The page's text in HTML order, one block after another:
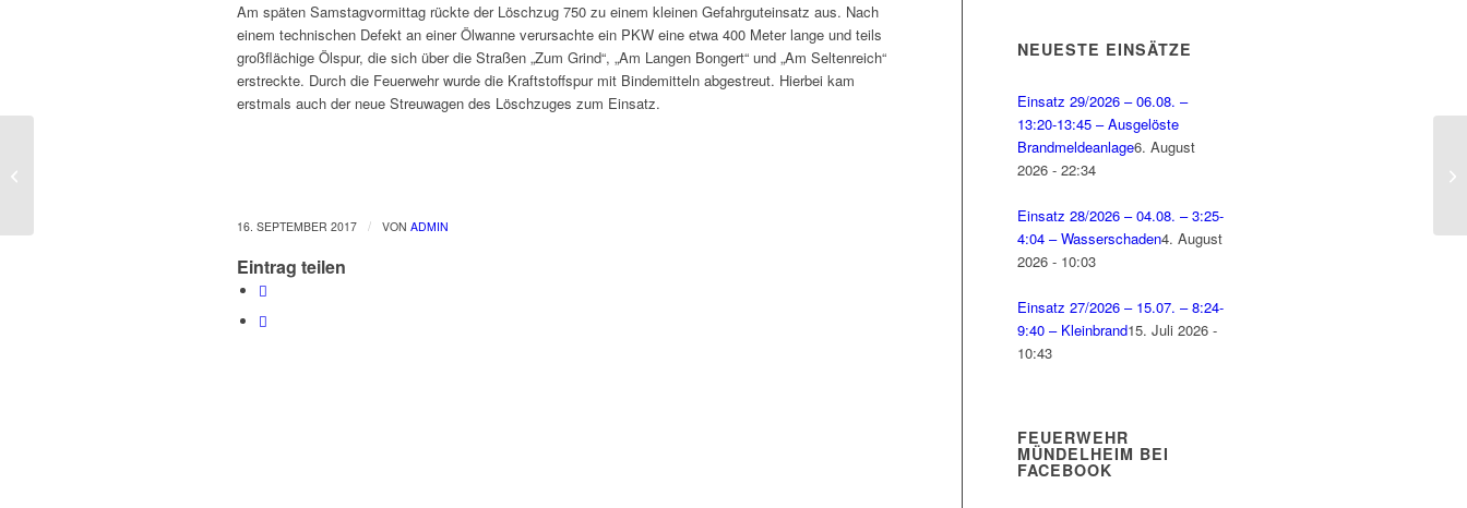
Am späten Samstagvormittag rückte der Löschzug 750 zu einem kleinen Gefahrguteinsatz aus. Nach
einem technischen Defekt an einer Ölwanne verursachte ein PKW eine etwa 400 Meter lange und teils
großflächige Ölspur, die sich über die Straßen „Zum Grind“, „Am Langen Bongert“ und „Am Seltenreich“
erstreckte. Durch die Feuerwehr wurde die Kraftstoffspur mit Bindemitteln abgestreut. Hierbei kam
erstmals auch der neue Streuwagen des Löschzuges zum Einsatz.
16. SEPTEMBER 2017 / VON ADMIN
Eintrag teilen
NEUESTE EINSÄTZE
Einsatz 29/2026 – 06.08. –
13:20-13:45 – Ausgelöste
Brandmeldeanlage6. August
2026 - 22:34
Einsatz 28/2026 – 04.08. – 3:25-
4:04 – Wasserschaden4. August
2026 - 10:03
Einsatz 27/2026 – 15.07. – 8:24-
9:40 – Kleinbrand15. Juli 2026 -
10:43
FEUERWEHR
MÜNDELHEIM BEI
FACEBOOK